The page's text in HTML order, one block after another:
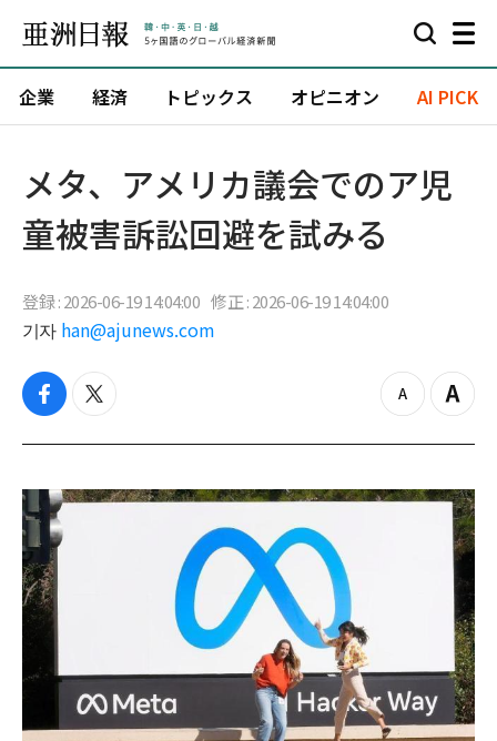
企業 経済 トピックス オピニオン AI PICK
メタ、アメリカ議会でのア児
童被害訴訟回避を試みる
登録 : 2026-06-19 14:04:00 修正 : 2026-06-19 14:04:00
기자 han@ajunews.com
f
c
b
o
o
k
t
i
t
e
z
o
o
u
Z
o
i
n